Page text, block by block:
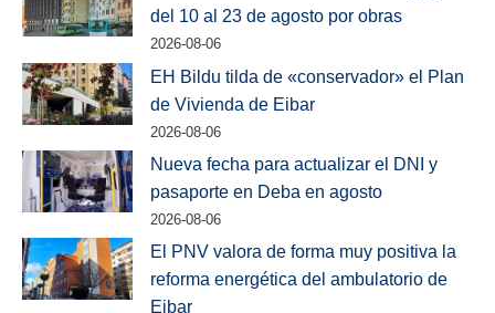
del 10 al 23 de agosto por obras
2026-08-06
EH Bildu tilda de «conservador» el Plan
de Vivienda de Eibar
2026-08-06
Nueva fecha para actualizar el DNI y
pasaporte en Deba en agosto
2026-08-06
El PNV valora de forma muy positiva la
reforma energética del ambulatorio de
Eibar